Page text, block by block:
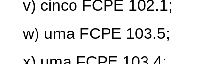
v) cinco FCPE 102.1;
w) uma FCPE 103.5;